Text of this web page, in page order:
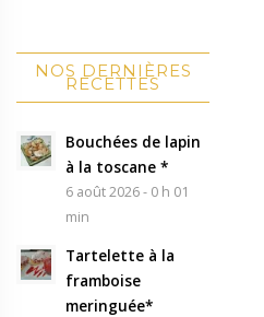
NOS DERNIÈRES
RECETTES
Bouchées de lapin
à la toscane *
6 août 2026 - 0 h 01
min
Tartelette à la
framboise
meringuée*